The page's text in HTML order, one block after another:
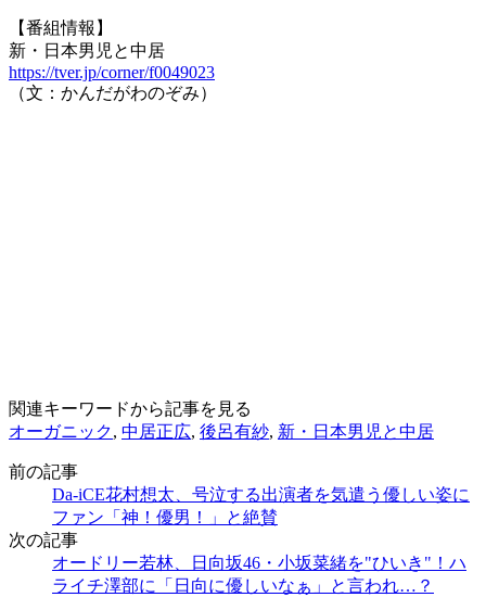
【番組情報】
新・日本男児と中居
https://tver.jp/corner/f0049023
（文：かんだがわのぞみ）
関連キーワードから記事を見る
オーガニック, 中居正広, 後呂有紗, 新・日本男児と中居
前の記事
Da-iCE花村想太、号泣する出演者を気遣う優しい姿に
ファン「神！優男！」と絶賛
次の記事
オードリー若林、日向坂46・小坂菜緒を"ひいき"！ハ
ライチ澤部に「日向に優しいなぁ」と言われ…？